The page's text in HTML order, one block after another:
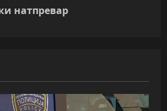
натпревар